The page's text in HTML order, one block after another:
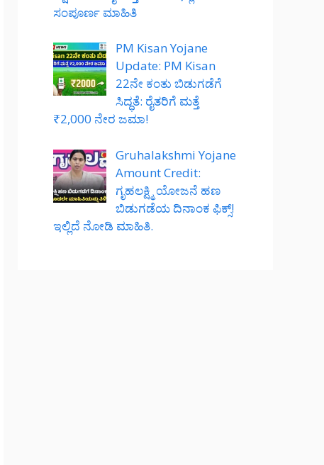
ಸಂಪೂರ್ಣ ಮಾಹಿತಿ
PM Kisan Yojane
Update: PM Kisan
22ನೇ ಕಂತು ಬಿಡುಗಡೆಗೆ
ಸಿದ್ಧತೆ: ರೈತರಿಗೆ ಮತ್ತೆ
₹2,000 ನೇರ ಜಮಾ!
Gruhalakshmi Yojane
Amount Credit:
ಗೃಹಲಕ್ಷ್ಮಿ ಯೋಜನೆ ಹಣ
ಬಿಡುಗಡೆಯ ದಿನಾಂಕ ಫಿಕ್ಸ್!
ಇಲ್ಲಿದೆ ನೋಡಿ ಮಾಹಿತಿ.